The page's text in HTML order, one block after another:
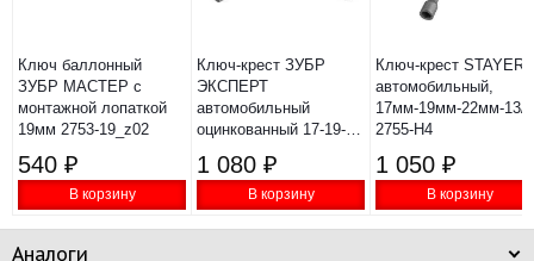
Ключ баллонный
ЗУБР МАСТЕР с
монтажной лопаткой
19мм 2753-19_z02
540 ₽
В корзину
Ключ-крест ЗУБР
ЭКСПЕРТ
автомобильный
оцинкованный 17-19-
1 080 ₽
В корзину
Ключ-крест STAYER
автомобильный,
17мм-19мм-22мм-13/
2755-H4
1 050 ₽
В корзину
Аналоги